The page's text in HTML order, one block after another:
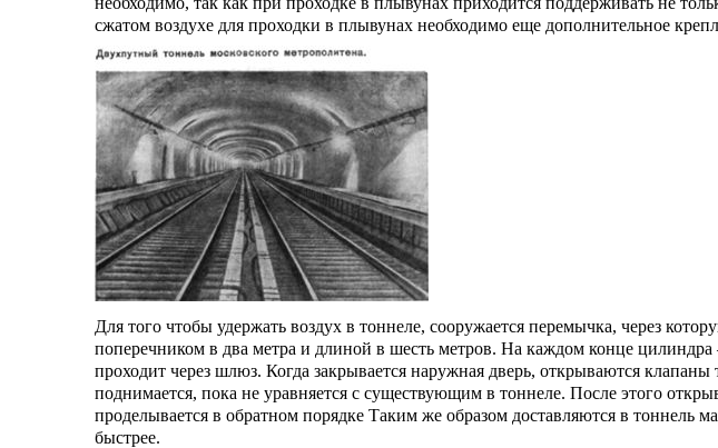
сжатом воздухе для проходки в плывунах необходимо еще дополнительное
Для того чтобы удержать воздух в тоннеле, сооружается перемычка, через
поперечником в два метра и длиной в шесть метров. На каждом конце
проходит через шлюз. Когда закрывается наружная дверь, открываются
поднимается, пока не уравняется с существующим в тоннеле. После этого
проделывается в обратном порядке Таким же образом доставляются в тоннель
быстрее.